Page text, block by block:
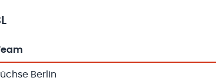
Spielen, Toren und Punkten
Berlin